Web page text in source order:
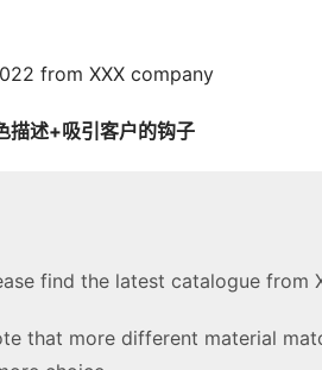
from XXX company
描述+吸引客户的钩子
find the latest catalogue from
that more different material